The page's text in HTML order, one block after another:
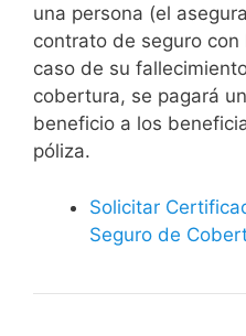
una persona (el
contrato de seguro
caso de su
cobertura, se pagará
beneficio a los
póliza.
Solicitar
Seguro de